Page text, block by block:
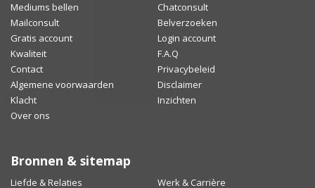
Mediums bellen
Chatconsult
Mailconsult
Belverzoeken
Gratis account
Login account
Kwaliteit
F.A.Q
Contact
Privacybeleid
Algemene voorwaarden
Disclaimer
Klacht
Inzichten
Over ons
Bronnen & sitemap
Liefde & Relaties Werk & Carrière